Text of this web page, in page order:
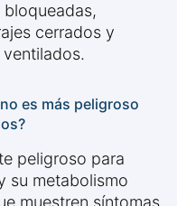
cerrados y
es más peligroso
peligroso para
su metabolismo